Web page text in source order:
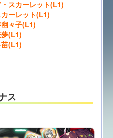
スカーレット(L1)
ーレット(L1)
々子(L1)
(L1)
(L1)
ス